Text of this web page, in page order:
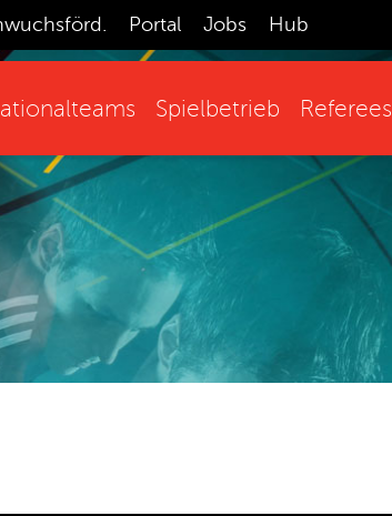
Portal Jobs Hub
Spielbetrieb Referees